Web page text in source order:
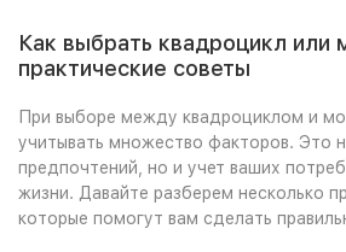
Как выбрать квадроцикл или
практические советы
При выборе между квадроциклом и
учитывать множество факторов. Это
предпочтений, но и учет ваших
жизни. Давайте разберем несколько
которые помогут вам сделать